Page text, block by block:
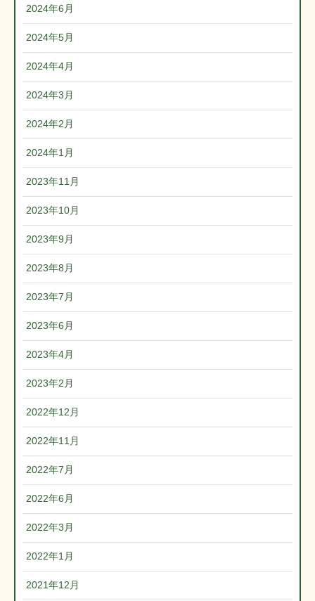
2024年6月
2024年5月
2024年4月
2024年3月
2024年2月
2024年1月
2023年11月
2023年10月
2023年9月
2023年8月
2023年7月
2023年6月
2023年4月
2023年2月
2022年12月
2022年11月
2022年7月
2022年6月
2022年3月
2022年1月
2021年12月